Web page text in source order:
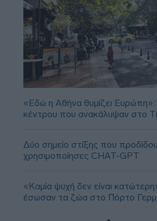
«Εδώ η Αθήνα θυμίζει Ευρώπη»:
κέντρου που ανακάλυψαν στο
Δύο σημείο στίξης που
χρησιμοποίησες CHAT-GPT
«Καμία ψυχή δεν είναι
έσωσαν τα ζώα στο Πόρτο